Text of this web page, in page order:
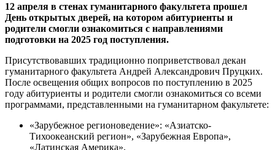
12 апреля в стенах гуманитарного факультета прошел
День открытых дверей, на котором абитуриенты и
родители смогли ознакомиться с направлениями
подготовки на 2025 год поступления.
Присутствовавших традиционно поприветствовал декан
гуманитарного факультета Андрей Александрович Пруцких.
После освещения общих вопросов по поступлению в 2025
году абитуриенты и родители смогли ознакомиться со всеми
программами, представленными на гуманитарном факультете:
«Зарубежное регионоведение»: «Азиатско-
Тихоокеанский регион», «Зарубежная Европа»,
«Латинская Америка».